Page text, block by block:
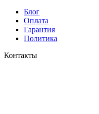
Блог
Оплата
Гарантия
Политика
Контакты